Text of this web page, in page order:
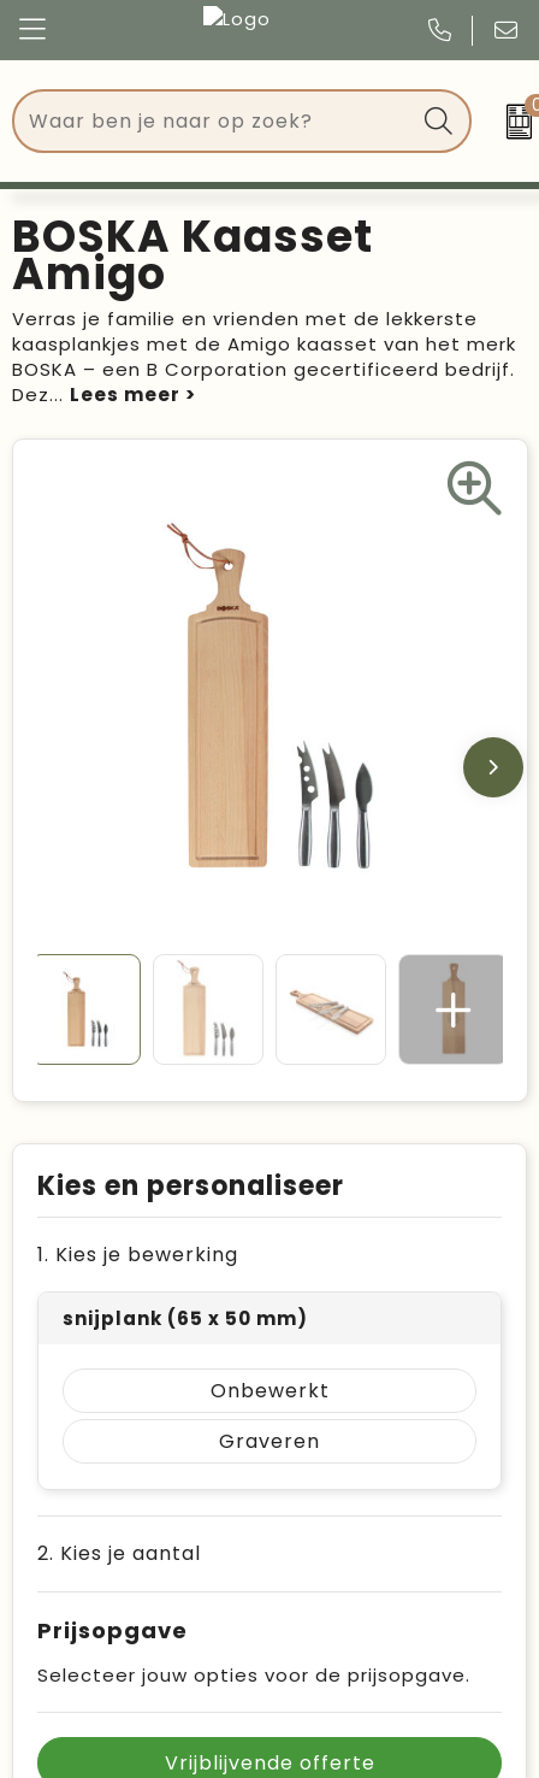
Tassen
Drinkwaren
Events
Give Aways
Schrijfwaren
Duurzame keuzes
Congres
Events
Kerst
Verjaardagen
Voetbal, EK en WK
BOSKA Kaasset
Amigo
Verras je familie en vrienden met de lekkerste
kaasplankjes met de Amigo kaasset van het merk
BOSKA – een B Corporation gecertificeerd bedrijf.
Dez...
Kies en personaliseer
1. Kies je bewerking
snijplank (65 x 50 mm)
Onbewerkt
Graveren
2. Kies je aantal
Prijsopgave
Selecteer jouw opties voor de prijsopgave.
Vrijblijvende offerte